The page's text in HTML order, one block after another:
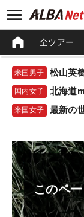
全ツアー
米国男子
国内女子 北海道
米国女子 最新の
このペ